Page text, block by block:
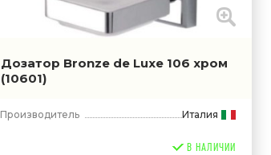
Дозатор Bronze de Luxe 106 хром
(10601)
Производитель Италия
В НАЛИЧИИ